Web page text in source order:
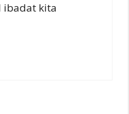
ibadat kita